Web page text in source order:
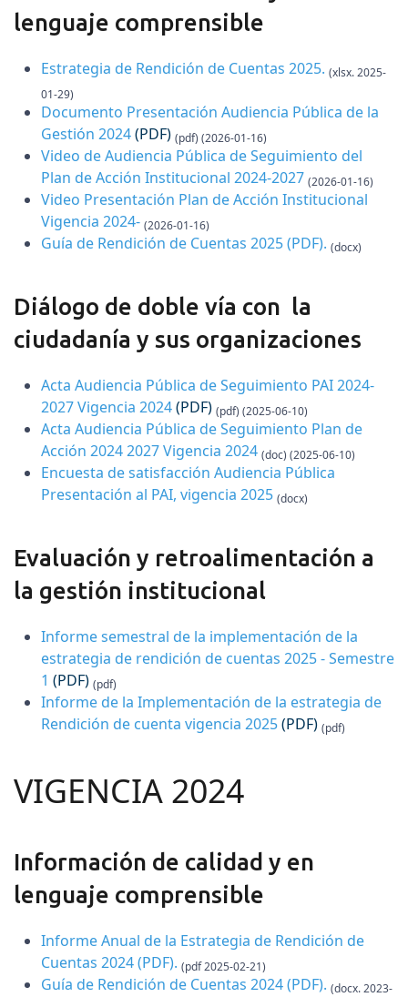
lenguaje comprensible
Estrategia de Rendición de Cuentas 2025. (xlsx. 2025-
01-29)
Documento Presentación Audiencia Pública de la
Gestión 2024(PDF) (pdf) (2026-01-16)
Video de Audiencia Pública de Seguimiento del
Plan de Acción Institucional 2024-2027 (2026-01-16)
Video Presentación Plan de Acción Institucional
Vigencia 2024- (2026-01-16)
Guía de Rendición de Cuentas 2025(PDF). (docx)
Diálogo de doble vía con la
ciudadanía y sus organizaciones
Acta Audiencia Pública de Seguimiento PAI 2024-
2027 Vigencia 2024(PDF) (pdf) (2025-06-10)
Acta Audiencia Pública de Seguimiento Plan de
Acción 2024 2027 Vigencia 2024 (doc) (2025-06-10)
Encuesta de satisfacción Audiencia Pública
Presentación al PAI, vigencia 2025 (docx)
Evaluación y retroalimentación a
la gestión institucional
Informe semestral de la implementación de la
estrategia de rendición de cuentas 2025 - Semestre
1 (PDF) (pdf)
Informe de la Implementación de la estrategia de
Rendición de cuenta vigencia 2025(PDF) (pdf)
VIGENCIA 2024
Información de calidad y en
lenguaje comprensible
Informe Anual de la Estrategia de Rendición de
Cuentas 2024(PDF). (pdf 2025-02-21)
Guía de Rendición de Cuentas 2024(PDF). (docx. 2023-